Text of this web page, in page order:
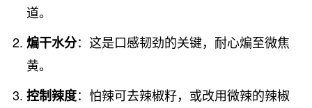
道。
煸干水分：这是口感韧劲的关键，耐心煸至微焦
黄。
控制辣度：怕辣可去辣椒籽，或改用微辣的辣椒